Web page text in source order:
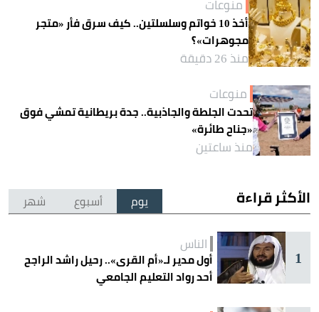
منوعات
أخذ 10 خواتم وسلسلتين.. كيف سرق فأر «متجر
مجوهرات»؟
منذ 26 دقيقة
منوعات
تحدت الجلطة والجاذبية.. جدة بريطانية تمشي فوق
«جناح طائرة»
منذ ساعتين
الأكثر قراءة يوم أسبوع شهر
1
الناس
أول مدير لـ«أم القرى».. رحيل راشد الراجح
أحد رواد التعليم الجامعي